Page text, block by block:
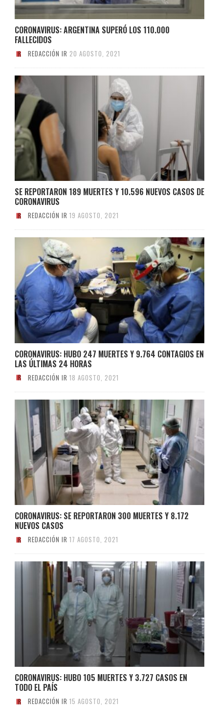
CORONAVIRUS: ARGENTINA SUPERÓ LOS 110.000
FALLECIDOS
REDACCIÓN IR 20 AGOSTO, 2021
SE REPORTARON 189 MUERTES Y 10.596 NUEVOS CASOS DE
CORONAVIRUS
REDACCIÓN IR 19 AGOSTO, 2021
CORONAVIRUS: HUBO 247 MUERTES Y 9.764 CONTAGIOS EN
LAS ÚLTIMAS 24 HORAS
REDACCIÓN IR 18 AGOSTO, 2021
CORONAVIRUS: SE REPORTARON 300 MUERTES Y 8.172
NUEVOS CASOS
REDACCIÓN IR 17 AGOSTO, 2021
CORONAVIRUS: HUBO 105 MUERTES Y 3.727 CASOS EN
TODO EL PAÍS
REDACCIÓN IR 15 AGOSTO, 2021